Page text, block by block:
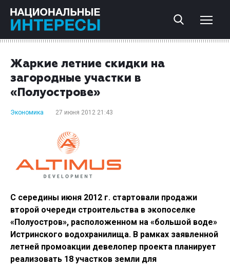
Жаркие летние скидки на
загородные участки в
«Полуострове»
Экономика 27 июня 2012 21:43
С середины июня 2012 г. стартовали продажи
второй очереди строительства в экопоселке
«Полуостров», расположенном на «большой воде»
Истринского водохранилища. В рамках заявленной
летней промоакции девелопер проекта планирует
реализовать 18 участков земли для